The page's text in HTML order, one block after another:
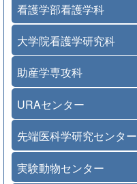
看護学部看護学科
大学院看護学研究科
助産学専攻科
URAセンター
先端医科学研究センター
実験動物センター